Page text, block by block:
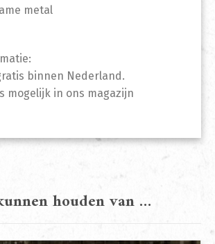
metal
binnen Nederland.
mogelijk in ons magazijn
houden van …